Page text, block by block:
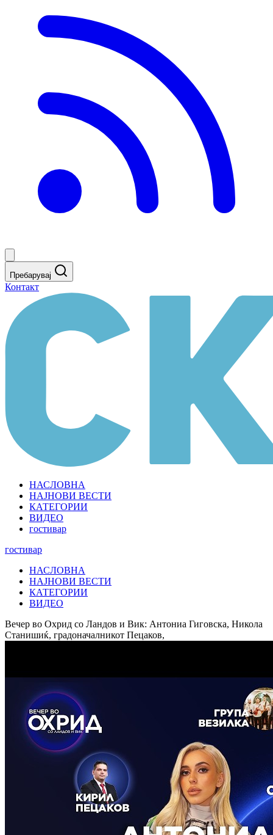
Пребарувај
Контакт
НАСЛОВНА
НАЈНОВИ ВЕСТИ
КАТЕГОРИИ
ВИДЕО
гостивар
гостивар
НАСЛОВНА
НАЈНОВИ ВЕСТИ
КАТЕГОРИИ
ВИДЕО
Вечер во Охрид со Ландов и Вик: Антониа Гиговска, Никола
Станишиќ, градоначалникот Пецаков,